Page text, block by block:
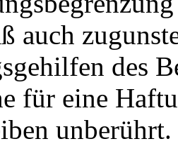
auch
des
für eine
unberührt.